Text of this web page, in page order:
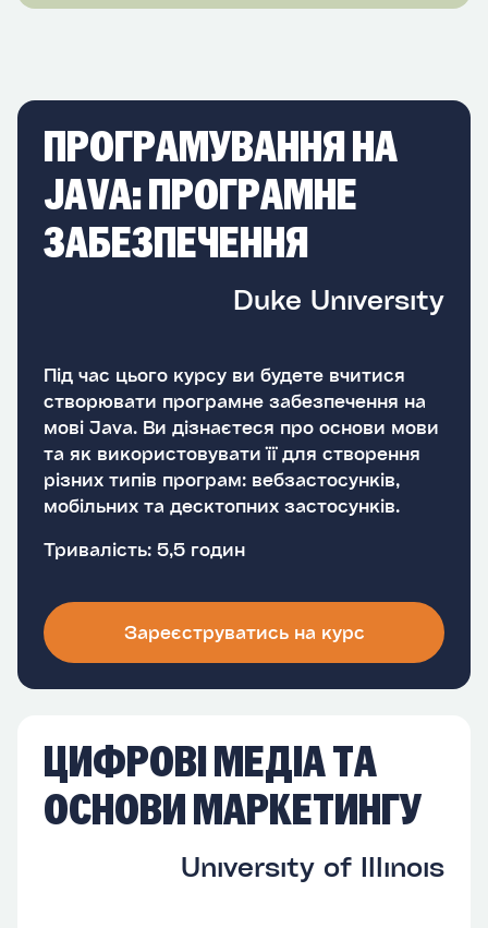
ПРОГРАМУВАННЯ НА
JAVA: ПРОГРАМНЕ
ЗАБЕЗПЕЧЕННЯ
Duke University
Під час цього курсу ви будете вчитися
створювати програмне забезпечення на
мові Java. Ви дізнаєтеся про основи мови
та як використовувати її для створення
різних типів програм: вебзастосунків,
мобільних та десктопних застосунків.
Тривалість: 5,5 годин
Зареєструватись на курс
ЦИФРОВІ МЕДІА ТА
ОСНОВИ МАРКЕТИНГУ
University of Illinois